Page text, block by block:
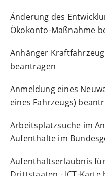
Änderung des
Ökokonto-Maßnahme
Anhänger
beantragen
Anmeldung eines
eines Fahrzeugs)
Arbeitsplatzsuche im
Aufenthalte im
Aufenthaltserlaubnis